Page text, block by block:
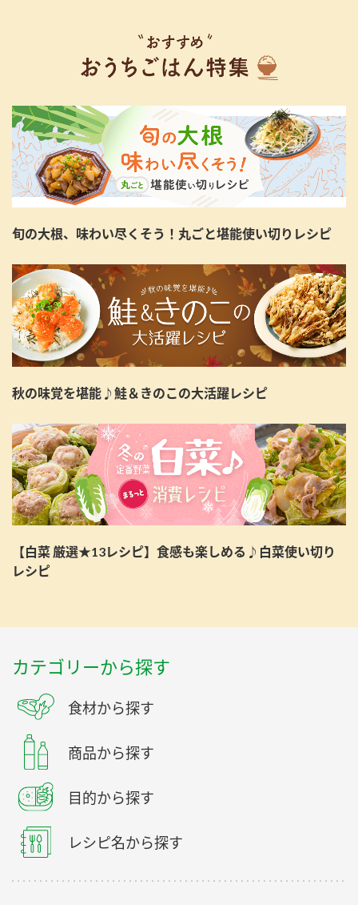
旬の大根、味わい尽くそう！丸ごと堪能使い切りレシピ
秋の味覚を堪能♪鮭＆きのこの大活躍レシピ
【白菜 厳選★13レシピ】食感も楽しめる♪白菜使い切り
レシピ
カテゴリーから探す
食材から探す
商品から探す
目的から探す
レシピ名から探す